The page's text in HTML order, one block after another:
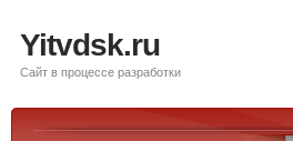
Yitvdsk.ru
Сайт в процессе разработки